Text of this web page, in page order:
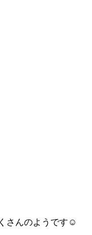
さんのようです☺